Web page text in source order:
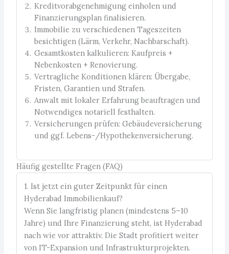
Kreditvorabgenehmigung einholen und
Finanzierungsplan finalisieren.
Immobilie zu verschiedenen Tageszeiten
besichtigen (Lärm, Verkehr, Nachbarschaft).
Gesamtkosten kalkulieren: Kaufpreis +
Nebenkosten + Renovierung.
Vertragliche Konditionen klären: Übergabe,
Fristen, Garantien und Strafen.
Anwalt mit lokaler Erfahrung beauftragen und
Notwendiges notariell festhalten.
Versicherungen prüfen: Gebäudeversicherung
und ggf. Lebens-/Hypothekenversicherung.
Häufig gestellte Fragen (FAQ)
1. Ist jetzt ein guter Zeitpunkt für einen
Hyderabad Immobilienkauf?
Wenn Sie langfristig planen (mindestens 5–10
Jahre) und Ihre Finanzierung steht, ist Hyderabad
nach wie vor attraktiv. Die Stadt profitiert weiter
von IT-Expansion und Infrastrukturprojekten.